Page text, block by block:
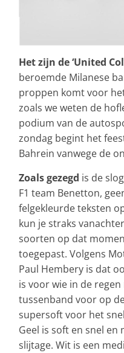
Het zijn de ‘United
beroemde Milanese
proppen komt voor
zoals we weten de
podium van de
zondag begint het
Bahrein vanwege de
Zoals gezegd is de
F1 team Benetton,
felgekleurde teksten
kun je straks
soorten op dat
toegepast. Volgens
Paul Hembery is dat
is voor wie in de
tussenband voor op
supersoft voor het
Geel is soft en snel
slijtage. Wit is een